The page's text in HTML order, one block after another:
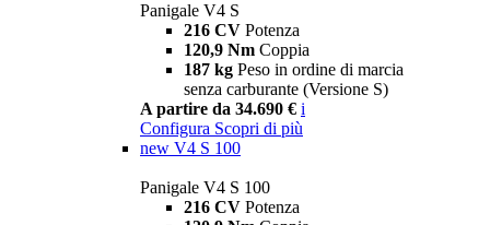
Panigale V4 S
216 CV Potenza
120,9 Nm Coppia
187 kg Peso in ordine di marcia
senza carburante (Versione S)
A partire da 34.690 € i
Configura Scopri di più
new V4 S 100
Panigale V4 S 100
216 CV Potenza